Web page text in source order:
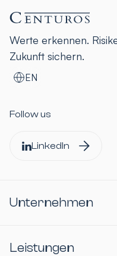
Werte erkennen.
Zukunft sichern.
EN
Follow us
LinkedIn
Unternehmen
Leistungen